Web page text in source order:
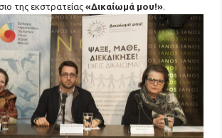
της εκστρατείας«Δικαίωμά μου!»